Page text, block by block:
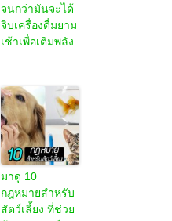
จนกว่ามันจะได้
จิบเครื่องดื่มยาม
เช้าเพื่อเติมพลัง
มาดู 10
กฎหมายสำหรับ
สัตว์เลี้ยง ที่ช่วย